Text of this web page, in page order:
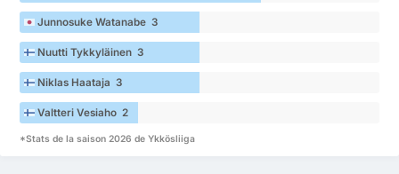
Junnosuke Watanabe 3
Nuutti Tykkyläinen 3
Niklas Haataja 3
Valtteri Vesiaho 2
*Stats de la saison 2026 de Ykkösliiga